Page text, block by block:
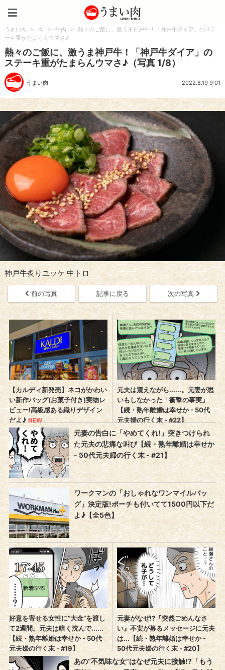
うまい肉 > 肉 > 牛肉 >
熱々のご飯に、激うま神戸牛！「神戸牛ダイア」のステ
ーキ重がたまらんウマさ♪
熱々のご飯に、激うま神戸牛！「神戸牛ダイア」の
ステーキ重がたまらんウマさ♪（写真 1/8）
うまい肉 2022.8.19 9:01
神戸牛炙りユッケ 中トロ
前の写真 記事に戻る 次の写真